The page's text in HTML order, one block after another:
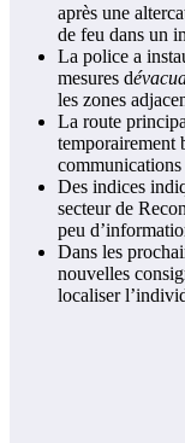
après une
de feu dans un
La police a
mesures d
les zones
La route
temporairement
Des indices
secteur de
peu
Dans les
nouvelles
localiser